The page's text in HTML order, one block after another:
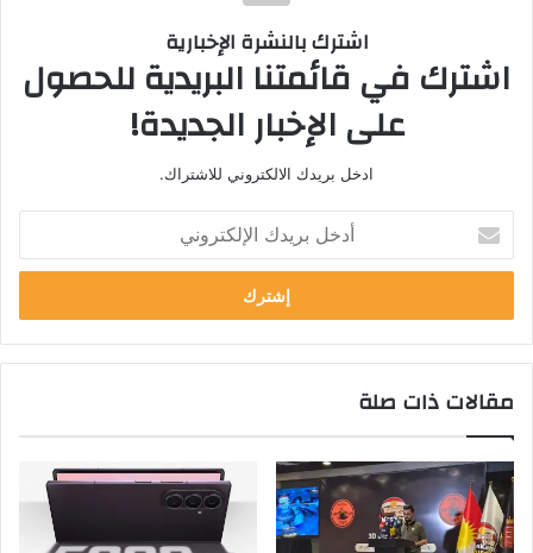
اشترك بالنشرة الإخبارية
اشترك في قائمتنا البريدية للحصول
على الإخبار الجديدة!
ادخل بريدك الالكتروني للاشتراك.
خ
ب
ر
د
ا
ل
ل
ك
مقالات ذات صلة